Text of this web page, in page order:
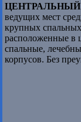
ведущих мест
крупных
расположенные в
спальные,
корпусов. Без